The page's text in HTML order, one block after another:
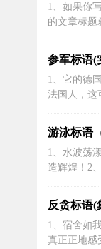
5、公正及
6、关注交
1、如果你
的文章标题
灾害提供
的自然灾害
共建和谐家
与区划项目
参军标语(
1、它的德
法国人，这
本和他的兄
斯。4、在
英雄们，你
们平安归来
游泳标语
1、水波荡
造辉煌！2
快极了。4
全面测试，
5、儿童游
6、奇怪，
反贪标语(
1、宿舍如
真正正地感